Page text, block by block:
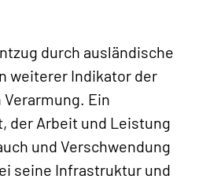
durch ausländische
weiterer Indikator der
Ein
der Arbeit und Leistung
und Verschwendung
seine Infrastruktur und